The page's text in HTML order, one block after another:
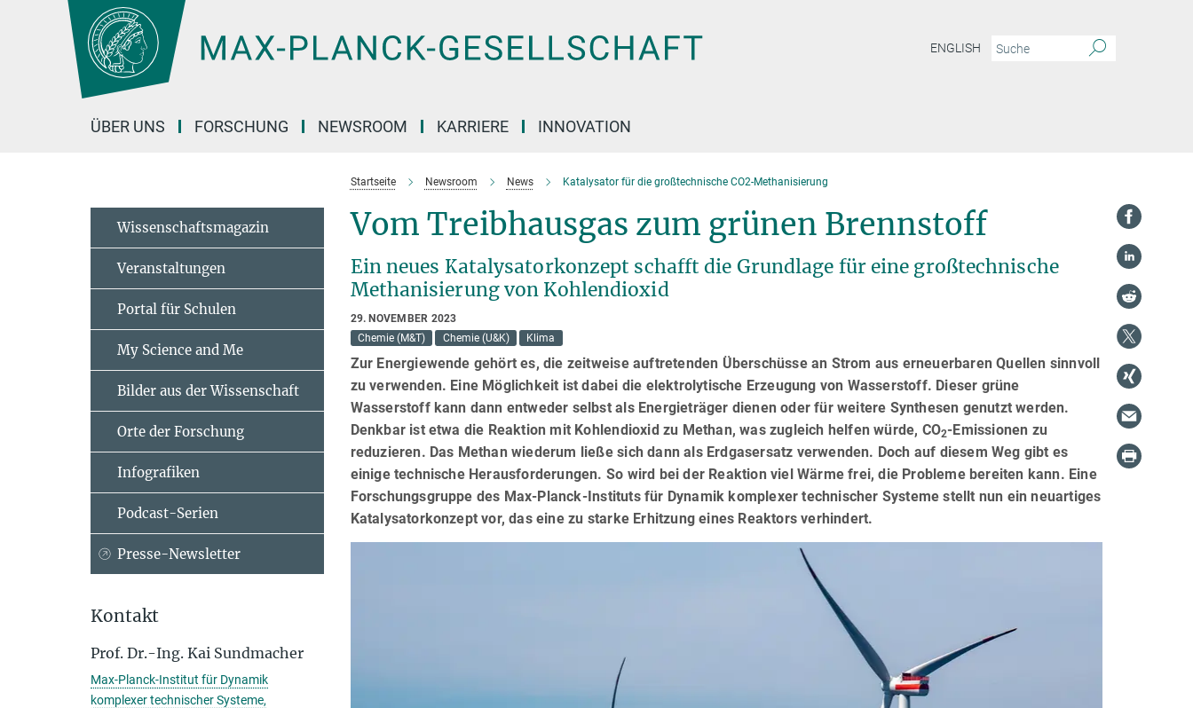
Hauptinhalt
ENGLISH
ÜBER UNS FORSCHUNG NEWSROOM KARRIERE INNOVATION
Startseite Newsroom News Katalysator für die großtechnische CO2-Methanisierung
Vom Treibhausgas zum grünen Brennstoff
Ein neues Katalysatorkonzept schafft die Grundlage für eine großtechnische
Methanisierung von Kohlendioxid
29. NOVEMBER 2023
Chemie (M&T)
Chemie (U&K) Klima
Zur Energiewende gehört es, die zeitweise auftretenden Überschüsse an Strom aus erneuerbaren Quellen sinnvoll
zu verwenden. Eine Möglichkeit ist dabei die elektrolytische Erzeugung von Wasserstoff. Dieser grüne
Wasserstoff kann dann entweder selbst als Energieträger dienen oder für weitere Synthesen genutzt werden.
Denkbar ist etwa die Reaktion mit Kohlendioxid zu Methan, was zugleich helfen würde, CO2-Emissionen zu
reduzieren. Das Methan wiederum ließe sich dann als Erdgasersatz verwenden. Doch auf diesem Weg gibt es
einige technische Herausforderungen. So wird bei der Reaktion viel Wärme frei, die Probleme bereiten kann. Eine
Forschungsgruppe des Max-Planck-Instituts für Dynamik komplexer technischer Systeme stellt nun ein neuartiges
Katalysatorkonzept vor, das eine zu starke Erhitzung eines Reaktors verhindert.
Wissenschaftsmagazin
Veranstaltungen
Portal für Schulen
My Science and Me
Bilder aus der Wissenschaft
Orte der Forschung
Infografiken
Podcast-Serien
Presse-Newsletter
Kontakt
Prof. Dr.-Ing. Kai Sundmacher
Max-Planck-Institut für Dynamik
komplexer technischer Systeme,